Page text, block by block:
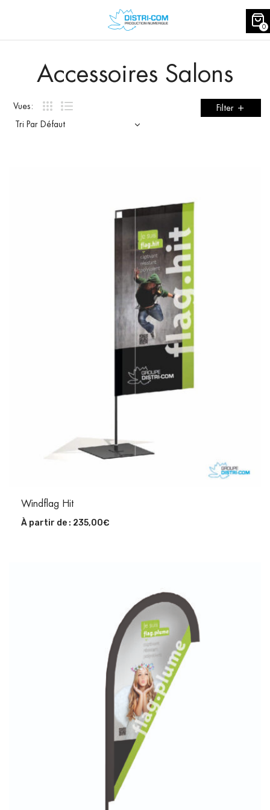
Accessoires Salons
Vues: Filter
Windflag Hit
À partir de : 235,00€
0